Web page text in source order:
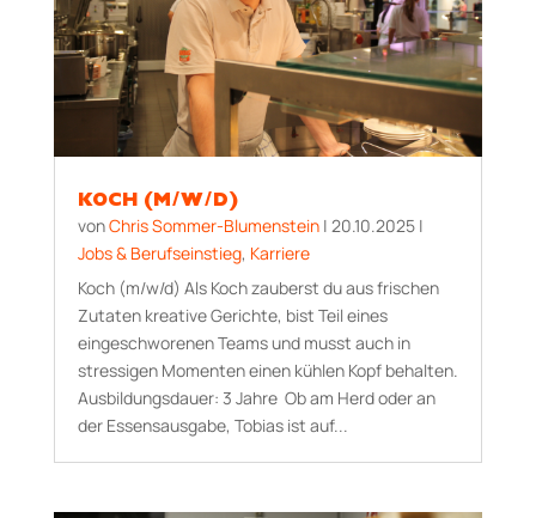
KOCH (M/W/D)
vonChris Sommer-Blumenstein| 20.10.2025|
Jobs & Berufseinstieg, Karriere
Koch (m/w/d) Als Koch zauberst du aus frischen
Zutaten kreative Gerichte, bist Teil eines
eingeschworenen Teams und musst auch in
stressigen Momenten einen kühlen Kopf behalten.
Aus­bildungs­dauer: 3 Jahre Ob am Herd oder an
der Essensausgabe, Tobias ist auf...